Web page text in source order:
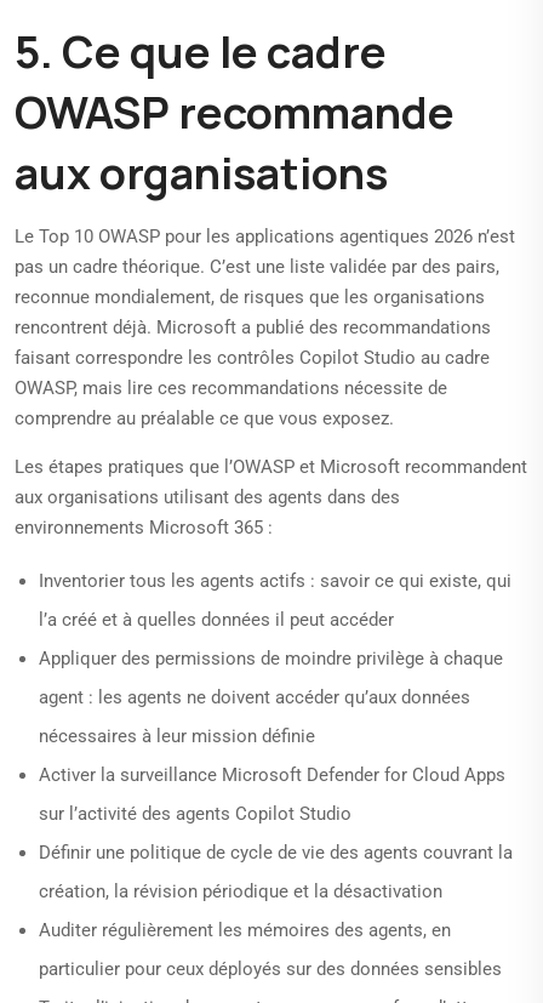
5. Ce que le cadre
OWASP recommande
aux organisations
Le Top 10 OWASP pour les applications agentiques 2026 n’est
pas un cadre théorique. C’est une liste validée par des pairs,
reconnue mondialement, de risques que les organisations
rencontrent déjà. Microsoft a publié des recommandations
faisant correspondre les contrôles Copilot Studio au cadre
OWASP, mais lire ces recommandations nécessite de
comprendre au préalable ce que vous exposez.
Les étapes pratiques que l’OWASP et Microsoft recommandent
aux organisations utilisant des agents dans des
environnements Microsoft 365 :
Inventorier tous les agents actifs : savoir ce qui existe, qui
l’a créé et à quelles données il peut accéder
Appliquer des permissions de moindre privilège à chaque
agent : les agents ne doivent accéder qu’aux données
nécessaires à leur mission définie
Activer la surveillance Microsoft Defender for Cloud Apps
sur l’activité des agents Copilot Studio
Définir une politique de cycle de vie des agents couvrant la
création, la révision périodique et la désactivation
Auditer régulièrement les mémoires des agents, en
particulier pour ceux déployés sur des données sensibles